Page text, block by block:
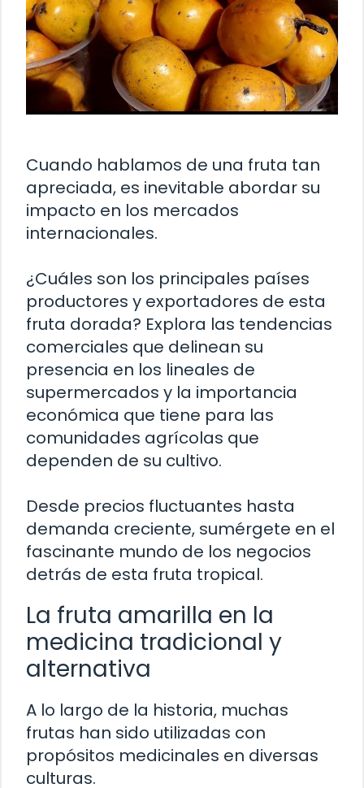
Cuando hablamos de una fruta tan
apreciada, es inevitable abordar su
impacto en los mercados
internacionales.
¿Cuáles son los principales países
productores y exportadores de esta
fruta dorada? Explora las tendencias
comerciales que delinean su
presencia en los lineales de
supermercados y la importancia
económica que tiene para las
comunidades agrícolas que
dependen de su cultivo.
Desde precios fluctuantes hasta
demanda creciente, sumérgete en el
fascinante mundo de los negocios
detrás de esta fruta tropical.
La fruta amarilla en la
medicina tradicional y
alternativa
A lo largo de la historia, muchas
frutas han sido utilizadas con
propósitos medicinales en diversas
culturas.